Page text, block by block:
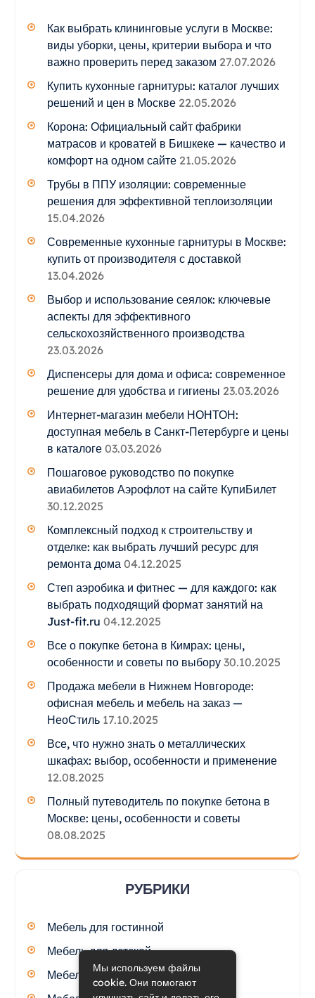
Как выбрать клининговые услуги в Москве:
виды уборки, цены, критерии выбора и что
важно проверить перед заказом 27.07.2026
Купить кухонные гарнитуры: каталог лучших
решений и цен в Москве 22.05.2026
Корона: Официальный сайт фабрики
матрасов и кроватей в Бишкеке — качество и
комфорт на одном сайте 21.05.2026
Трубы в ППУ изоляции: современные
решения для эффективной теплоизоляции
15.04.2026
Современные кухонные гарнитуры в Москве:
купить от производителя с доставкой
13.04.2026
Выбор и использование сеялок: ключевые
аспекты для эффективного
сельскохозяйственного производства
23.03.2026
Диспенсеры для дома и офиса: современное
решение для удобства и гигиены 23.03.2026
Интернет-магазин мебели НОНТОН:
доступная мебель в Санкт-Петербурге и цены
в каталоге 03.03.2026
Пошаговое руководство по покупке
авиабилетов Аэрофлот на сайте КупиБилет
30.12.2025
Комплексный подход к строительству и
отделке: как выбрать лучший ресурс для
ремонта дома 04.12.2025
Степ аэробика и фитнес — для каждого: как
выбрать подходящий формат занятий на
Just-fit.ru 04.12.2025
Все о покупке бетона в Кимрах: цены,
особенности и советы по выбору 30.10.2025
Продажа мебели в Нижнем Новгороде:
офисная мебель и мебель на заказ —
НеоСтиль 17.10.2025
Все, что нужно знать о металлических
шкафах: выбор, особенности и применение
12.08.2025
Полный путеводитель по покупке бетона в
Москве: цены, особенности и советы
08.08.2025
РУБРИКИ
Мебель для гостинной
Мебель для детской
Мебель для кухни
Мы используем файлы
cookie. Они помогают